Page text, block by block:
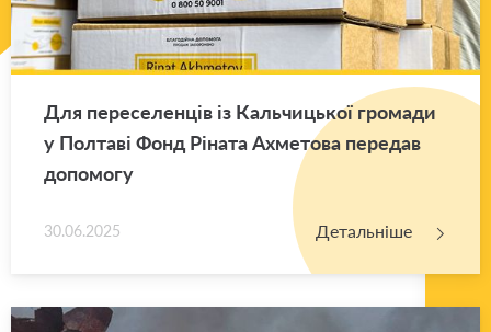
Для пе­ре­се­лен­ців із Каль­чи­цької гро­ма­ди
у Пол­та­ві Фонд Рі­на­та Ахме­то­ва пе­ре­дав
до­по­мо­гу
30.06.2025 Детальніше